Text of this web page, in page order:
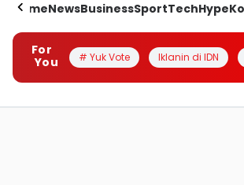
HomeNewsBusinessSportTechHype
For
You
# Yuk Vote Iklanin di IDN